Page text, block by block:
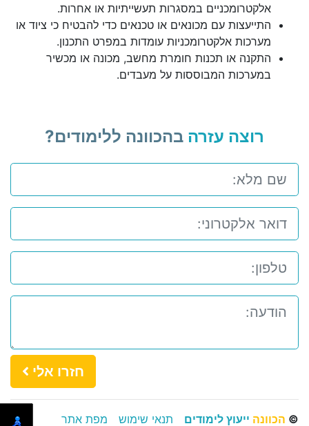
אלקטרומכניים במסגרות תעשייתיות או אחרות.
התייעצות עם מכונאים או טכנאים כדי להבטיח כי ציוד או
מערכות אלקטרומכניות עומדות במפרט התכנון.
התקנה או תכנות חומרת מחשב, מכונה או מכשיר
במערכות המבוססות על מעבדים.
רוצה עזרה בהכוונה ללימודים?
חזרו אלי
© הכוונה ייעוץ לימודים תנאי שימוש מפת אתר